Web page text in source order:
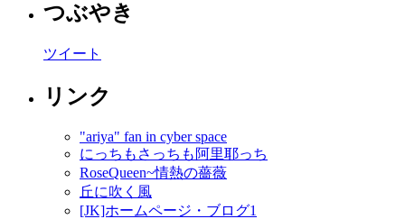
つぶやき
ツイート
リンク
"ariya" fan in cyber space
にっちもさっちも阿里耶っち
RoseQueen~情熱の薔薇
丘に吹く風
[JK]ホームページ・ブログ1